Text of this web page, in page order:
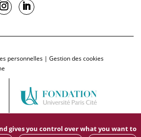
personnelles | Gestion des cookies
gives you control over what you want to